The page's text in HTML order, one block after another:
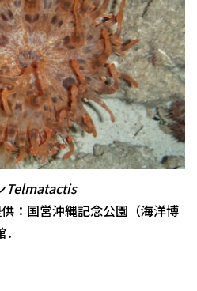
Telmatactis
：国営沖縄記念公園（海洋博